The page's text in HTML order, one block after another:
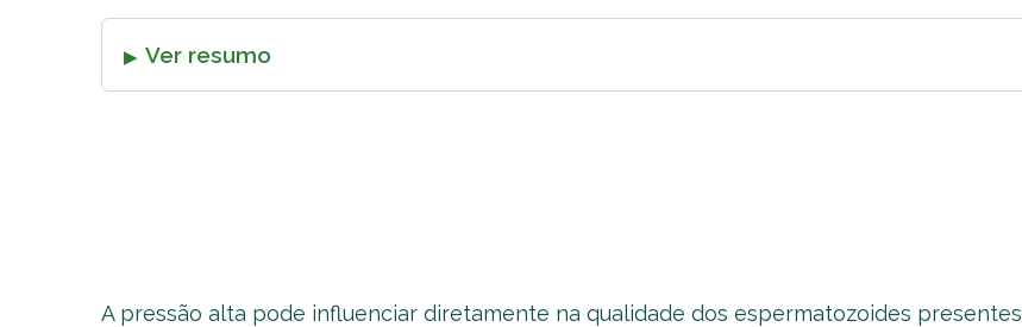
Ver resumo
A pressão alta pode influenciar diretamente na qualidade dos espermatozoides presentes